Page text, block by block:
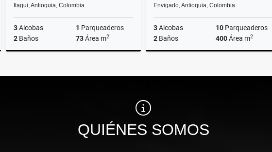
Itagui, Antioquia, Colombia
3Alcobas 1 Parqueaderos
2 Baños 73Área m2
$600.000.000
Envigado, Antioquia, Colombia
3Alcobas 10 Parqueaderos
2 Baños 400Área m2
$8.839.490.000
QUIÉNES SOMOS